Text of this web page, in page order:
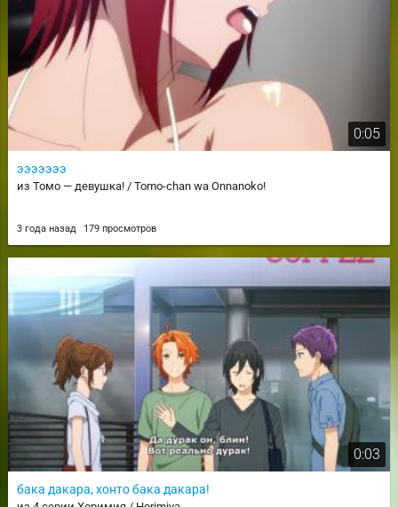
0:05
эээээээ
из Томо — девушка! / Tomo-chan wa Onnanoko!
3 года назад 179 просмотров
0:03
бака дакара, хонто бака дакара!